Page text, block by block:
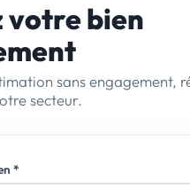
votre bien
sans engagement,
secteur.
*